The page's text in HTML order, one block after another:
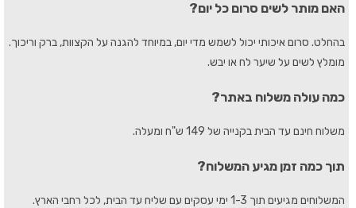
האם מותר לשים סרום כל יום?
בהחלט. סרום איכותי יכול לשמש מדי יום, במיוחד להגנה על הקצוות, ברק וריכוך.
מומלץ לשים על שיער לח או יבש.
כמה עולה משלוח באתר?
משלוח חינם עד הבית בקנייה של 149 ש"ח ומעלה.
תוך כמה זמן מגיע המשלוח?
המשלוחים מגיעים תוך 1-3 ימי עסקים עם שליח עד הבית, לכל רחבי הארץ.